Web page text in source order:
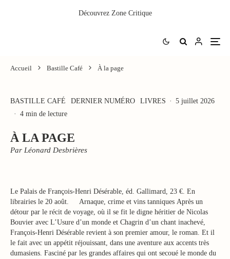
Découvrez Zone Critique
Accueil Bastille Café À la page
BASTILLE CAFÉ DERNIER NUMÉRO LIVRES · 5 juillet 2026
· 4 min de lecture
À LA PAGE
Par Léonard Desbrières
Le Palais de François-Henri Désérable, éd. Gallimard, 23 €. En
librairies le 20 août. Arnaque, crime et vins tanniques Après un
détour par le récit de voyage, où il se fit le digne héritier de Nicolas
Bouvier avec L’Usure d’un monde et Chagrin d’un chant inachevé,
François-Henri Désérable revient à son premier amour, le roman. Et il
le fait avec un appétit réjouissant, dans une aventure aux accents très
dumasiens. Fasciné par les grandes affaires qui ont secoué le monde du